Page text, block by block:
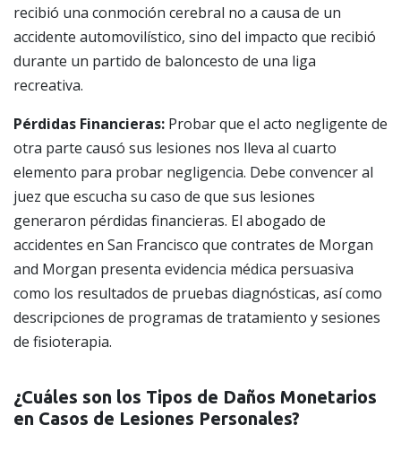
recibió una conmoción cerebral no a causa de un
accidente automovilístico, sino del impacto que recibió
durante un partido de baloncesto de una liga
recreativa.
Pérdidas Financieras: Probar que el acto negligente de
otra parte causó sus lesiones nos lleva al cuarto
elemento para probar negligencia. Debe convencer al
juez que escucha su caso de que sus lesiones
generaron pérdidas financieras. El abogado de
accidentes en San Francisco que contrates de Morgan
and Morgan presenta evidencia médica persuasiva
como los resultados de pruebas diagnósticas, así como
descripciones de programas de tratamiento y sesiones
de fisioterapia.
¿Cuáles son los Tipos de Daños Monetarios
en Casos de Lesiones Personales?